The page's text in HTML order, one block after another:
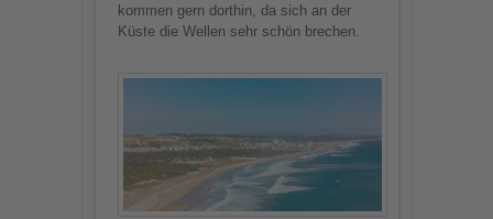
kommen gern dorthin, da sich an der
Küste die Wellen sehr schön brechen.